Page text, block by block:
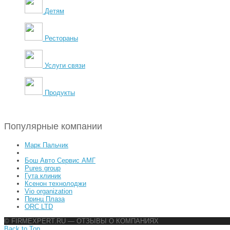
Детям
Рестораны
Услуги связи
Продукты
Популярные компании
Марк Пальчик
Бош Авто Сервис АМГ
Pures group
Гута клиник
Ксенон технолоджи
Vio organization
Принц Плаза
ORC LTD
© FIRMEXPERT.RU — ОТЗЫВЫ О КОМПАНИЯХ
Back to Top